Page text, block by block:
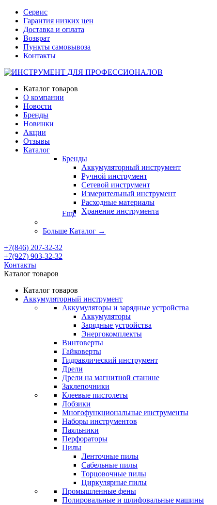
Сервис
Гарантия низких цен
Доставка и оплата
Возврат
Пункты самовывоза
Контакты
Каталог товаров
О компании
Новости
Бренды
Новинки
Акции
Отзывы
Каталог
Бренды
Аккумуляторный инструмент
Ручной инструмент
Сетевой инструмент
Измерительный инструмент
Расходные материалы
Хранение инструмента
Еще
Больше Каталог →
+7(846) 207-32-32
+7(927) 903-32-32
Контакты
Каталог товаров
Каталог товаров
Аккумуляторный инструмент
Аккумуляторы и зарядные устройства
Аккумуляторы
Зарядные устройства
Энергокомплекты
Винтоверты
Гайковерты
Гидравлический инструмент
Дрели
Дрели на магнитной станине
Заклепочники
Клеевые пистолеты
Лобзики
Многофункциональные инструменты
Наборы инструментов
Паяльники
Перфораторы
Пилы
Ленточные пилы
Сабельные пилы
Торцовочные пилы
Циркулярные пилы
Промышленные фены
Полировальные и шлифовальные машины